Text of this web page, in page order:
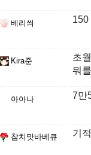
베리씌 150
Kira준
초
뭐
아아나 7만
참치맛바베큐 기